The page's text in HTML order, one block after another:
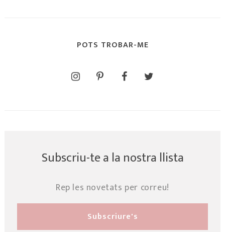
POTS TROBAR-ME
Subscriu-te a la nostra llista
Rep les novetats per correu!